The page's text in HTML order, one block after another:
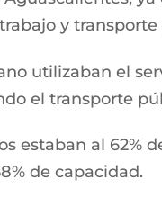
y
utilizaban el
el transporte
estaban al 62%
de capacidad.